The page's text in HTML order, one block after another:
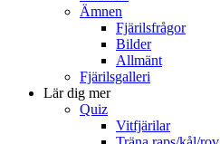
Ämnen
Fjärilsfrågor
Bilder
Allmänt
Fjärilsgalleri
Lär dig mer
Quiz
Vitfjärilar